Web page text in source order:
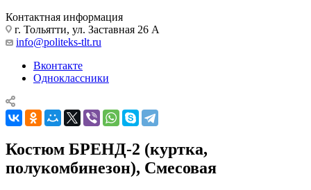
Контактная информация
г. Тольятти, ул. Заставная 26 А
info@politeks-tlt.ru
Вконтакте
Одноклассники
Костюм БРЕНД-2 (куртка,
полукомбинезон), Смесовая